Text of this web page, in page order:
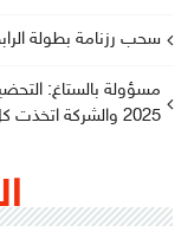
سحب رزنامة بطولة
مسؤولة بالستاغ:
2025 والشركة اتخذت كل التدابير الممكنة